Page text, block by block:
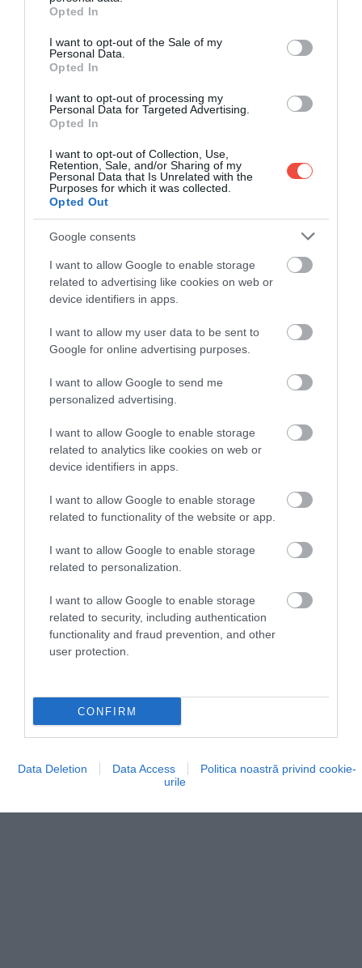
grant or deny consent to Google and its third-party tags to
use your data for below specified purposes in below Google
consent section.
Opted In
I want to opt-out of the Sale of my
Personal Data.
Opted In
I want to opt-out of processing my
Personal Data for Targeted Advertising.
Opted In
I want to opt-out of Collection, Use,
Retention, Sale, and/or Sharing of my
Personal Data that Is Unrelated with the
Purposes for which it was collected.
Opted Out
Google consents
I want to allow Google to enable storage
related to advertising like cookies on web or
device identifiers in apps.
I want to allow my user data to be sent to
Google for online advertising purposes.
I want to allow Google to send me
personalized advertising.
I want to allow Google to enable storage
related to analytics like cookies on web or
device identifiers in apps.
I want to allow Google to enable storage
related to functionality of the website or app.
I want to allow Google to enable storage
related to personalization.
I want to allow Google to enable storage
related to security, including authentication
functionality and fraud prevention, and other
user protection.
CONFIRM
Data Deletion Data Access
Politica noastră privind cookie-
urile
Foto:Claudio Schwarz/Unsplash
În votul din 2025, experții și călătorii au putut alege
dintr-un total de 19 opțiuni. Pe listă s-au aflat nume
precum Filipine, Thailanda, Cancún, dar și insula
Porto Santo (Madeira)
– semn că nivelul
competiției a fost, într-adevăr, ridicat. Avantajul
se poate lăuda cu peste 150 de plaje și este
considerată o destinație relativ ușor de ajuns – fie
pentru un weekend prelungit, fie pentru o vacanță
mai amplă.